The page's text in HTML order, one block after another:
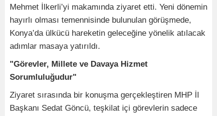
Mehmet İlkerli’yi makamında ziyaret etti. Yeni dönemin
hayırlı olması temennisinde bulunulan görüşmede,
Konya’da ülkücü hareketin geleceğine yönelik atılacak
adımlar masaya yatırıldı.
"Görevler, Millete ve Davaya Hizmet
Sorumluluğudur"
Ziyaret sırasında bir konuşma gerçekleştiren MHP İl
Başkanı Sedat Göncü, teşkilat içi görevlerin sadece